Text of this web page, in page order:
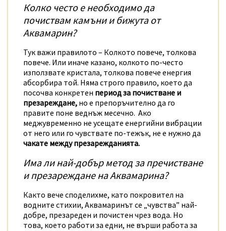
Колко често е необходимо да
почиствам камъни и бижута от
Аквамарин?
Тук важи правилото – Колкото повече, толкова
повече. Или иначе казано, колкото по-често
използвате кристала, толкова повече енергия
абсорбира той. Няма строго правило, което да
посочва конкретен период за почистване и
презареждане, но е препоръчително да го
правите поне веднъж месечно. Ако
меджувременно не усещате енергийни вибрации
от него или го чувствате по-тежък, не е нужно да
чакате между презарежданията.
Има ли най-добър метод за пречистване
и презареждане на Аквамарина?
Както вече споделихме, като покровител на
водните стихии, Аквамаринът се „чувства” най-
добре, презареден и почистен чрез вода. Но
това, което работи за едни, не върши работа за